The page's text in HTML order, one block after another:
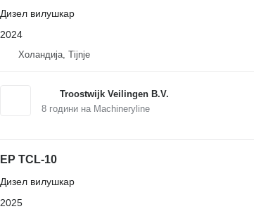
Дизел вилушкар
2024
Холандија, Tijnje
Troostwijk Veilingen B.V.
8години на Machineryline
EP TCL-10
Дизел вилушкар
2025